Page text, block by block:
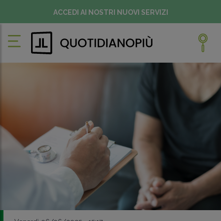
ACCEDI AI NOSTRI NUOVI SERVIZI